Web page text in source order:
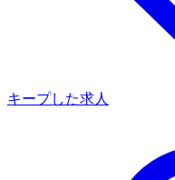
キープした求人